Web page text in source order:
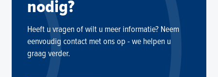
nodig?
Heeft u vragen of wilt u meer informatie? Neem
eenvoudig contact met ons op - we helpen u
graag verder.